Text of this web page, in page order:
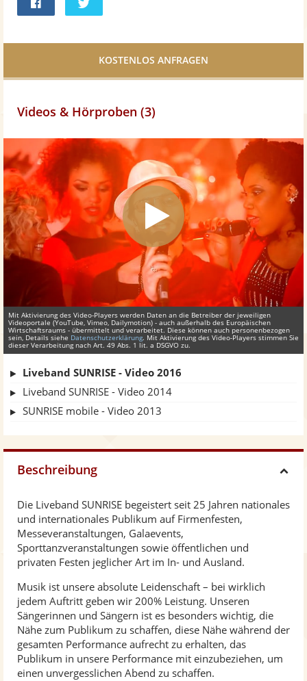
Facebook
Videos & Hörproben (3)
Mit Aktivierung des Video-Players werden Daten an die Betreiber der jeweiligen
Videoportale (YouTube, Vimeo, Dailymotion) - auch außerhalb des Europäischen
Wirtschaftsraums - übermittelt und verarbeitet. Diese können auch personenbezogen
sein, Details siehe Datenschutzerklärung. Mit Aktivierung des Video-Players stimmen Sie
dieser Verarbeitung nach Art. 49 Abs. 1 lit. a DSGVO zu.
Liveband SUNRISE - Video 2016
Liveband SUNRISE - Video 2014
SUNRISE mobile - Video 2013
i
Beschreibung
Die Liveband SUNRISE begeistert seit 25 Jahren nationales
und internationales Publikum auf Firmenfesten,
Messeveranstaltungen, Galaevents,
Sporttanzveranstaltungen sowie öffentlichen und
privaten Festen jeglicher Art im In- und Ausland.
Musik ist unsere absolute Leidenschaft – bei wirklich
jedem Auftritt geben wir 200% Leistung. Unseren
Sängerinnen und Sängern ist es besonders wichtig, die
Nähe zum Publikum zu schaffen, diese Nähe während der
gesamten Performance aufrecht zu erhalten, das
Publikum in unsere Performance mit einzubeziehen, um
einen unvergesslichen Abend zu schaffen.